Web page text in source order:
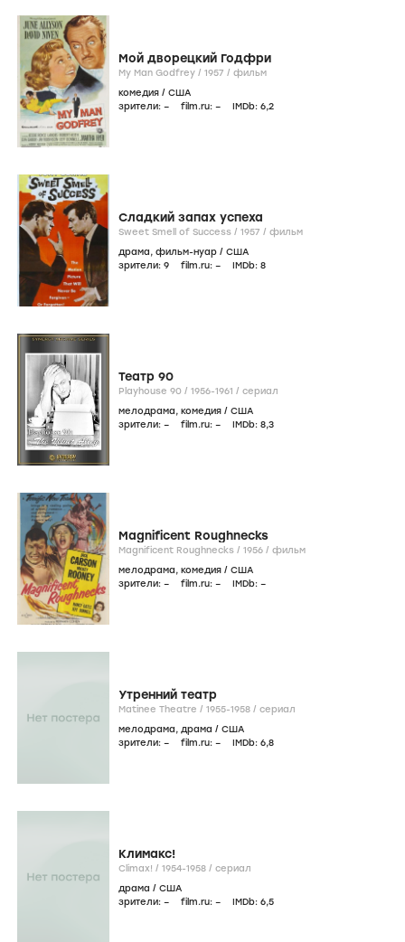
Мой дворецкий Годфри
My Man Godfrey / 1957 / фильм
комедия / США
зрители: – film.ru: – IMDb: 6,2
Сладкий запах успеха
Sweet Smell of Success / 1957 / фильм
драма, фильм-нуар / США
зрители: 9 film.ru: – IMDb: 8
Театр 90
Playhouse 90 / 1956-1961 / сериал
мелодрама, комедия / США
зрители: – film.ru: – IMDb: 8,3
Magnificent Roughnecks
Magnificent Roughnecks / 1956 / фильм
мелодрама, комедия / США
зрители: – film.ru: – IMDb: –
Утренний театр
Matinee Theatre / 1955-1958 / сериал
мелодрама, драма / США
зрители: – film.ru: – IMDb: 6,8
Климакс!
Climax! / 1954-1958 / сериал
драма / США
зрители: – film.ru: – IMDb: 6,5